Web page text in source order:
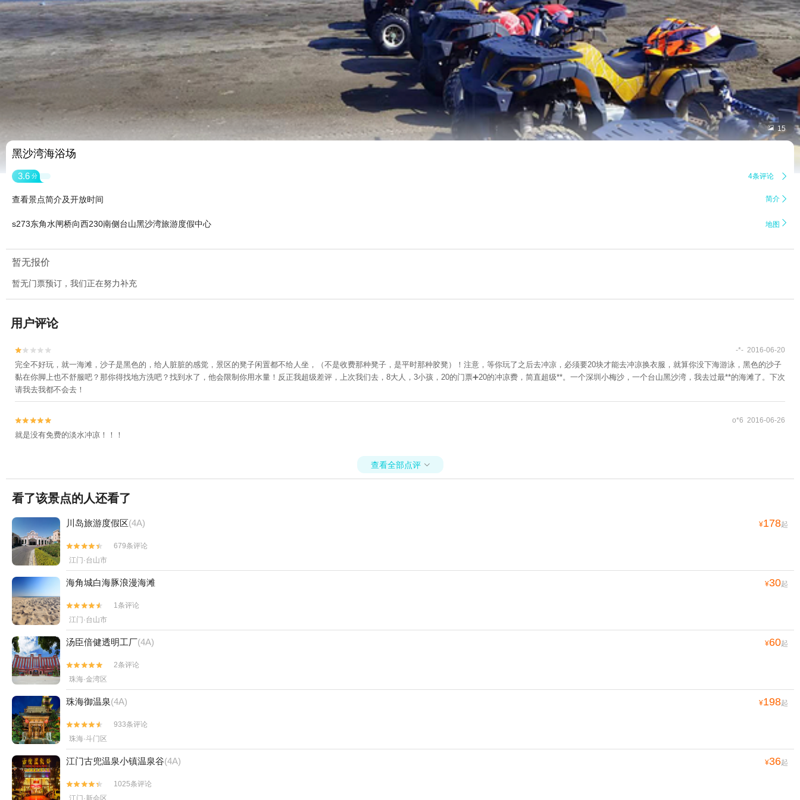
 15
黑沙湾海浴场
3.6 分 4条评论 
查看景点简介及开放时间 简介 
s273东角水闸桥向西230南侧台山黑沙湾旅游度假中心 地图 
暂无报价
暂无门票预订，我们正在努力补充
用户评论

 -*- 2016-06-20
完全不好玩，就一海滩，沙子是黑色的，给人脏脏的感觉，景区的凳子闲置都不给人坐，（不是收费那种凳子，是平时那种胶凳）！注意，等你玩了之后去冲凉，必须要20块才能去冲凉换衣服，就算你没下海游泳，黑色的沙子
黏在你脚上也不舒服吧？那你得找地方洗吧？找到水了，他会限制你用水量！反正我超级差评，上次我们去，8大人，3小孩，20的门票➕20的冲凉费，简直超级**。一个深圳小梅沙，一个台山黑沙湾，我去过最**的海滩了。下次
请我去我都不会去！

 o*6 2016-06-26
就是没有免费的淡水冲凉！！！
查看全部点评 
看了该景点的人还看了
川岛旅游度假区(4A) ¥178起


679条评论
江门·台山市
海角城白海豚浪漫海滩 ¥30起


1条评论
江门·台山市
汤臣倍健透明工厂(4A) ¥60起


2条评论
珠海·金湾区
珠海御温泉(4A) ¥198起


933条评论
珠海·斗门区
江门古兜温泉小镇温泉谷(4A) ¥36起


1025条评论
江门·新会区